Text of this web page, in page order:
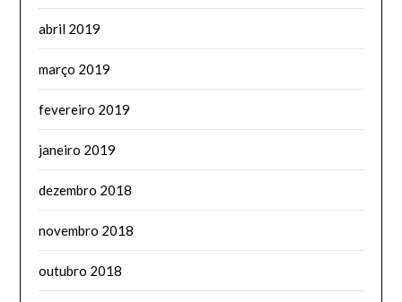
abril 2019
março 2019
fevereiro 2019
janeiro 2019
dezembro 2018
novembro 2018
outubro 2018